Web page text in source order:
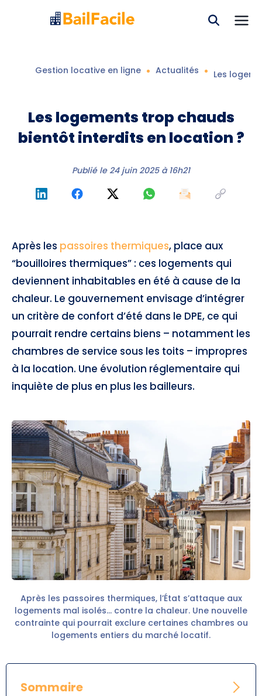
Gestion locative en ligne Actualités Les
Les logements trop chauds
bientôt interdits en location ?
Publié le 24 juin 2025 à 16h21
Après les passoires thermiques, place aux
“bouilloires thermiques” : ces logements qui
deviennent inhabitables en été à cause de la
chaleur. Le gouvernement envisage d’intégrer
un critère de confort d’été dans le DPE, ce qui
pourrait rendre certains biens – notamment les
chambres de service sous les toits – impropres
à la location. Une évolution réglementaire qui
inquiète de plus en plus les bailleurs.
Après les passoires thermiques, l’État s’attaque aux
logements mal isolés… contre la chaleur. Une nouvelle
contrainte qui pourrait exclure certaines chambres ou
logements entiers du marché locatif.
Sommaire